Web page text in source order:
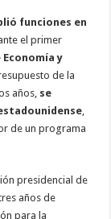
funciones en
el primer
y
de la
años, se
de un programa
presidencial de
años de
para la